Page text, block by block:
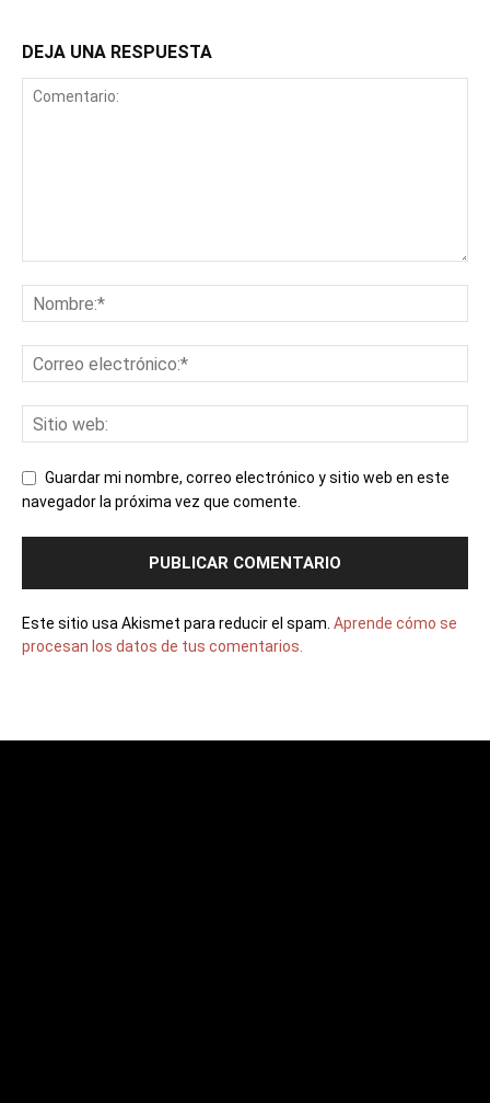
DEJA UNA RESPUESTA
Guardar mi nombre, correo electrónico y sitio web en este
navegador la próxima vez que comente.
Este sitio usa Akismet para reducir el spam. Aprende cómo se
procesan los datos de tus comentarios.